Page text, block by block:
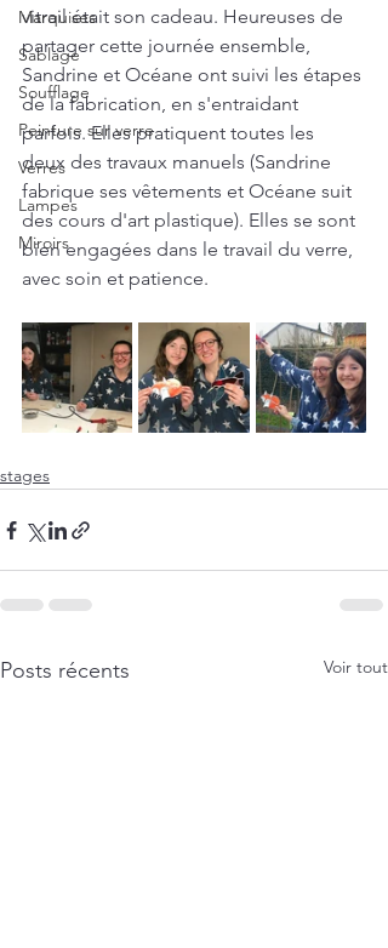
Marquises
Sablage
Soufflage
Peinture sur verre
Verres
Lampes
Miroirs
vitrail était son cadeau. Heureuses de
partager cette journée ensemble,
Sandrine et Océane ont suivi les étapes
de la fabrication, en s'entraidant
parfois. Elles pratiquent toutes les
deux des travaux manuels (Sandrine
fabrique ses vêtements et Océane suit
des cours d'art plastique). Elles se sont
bien engagées dans le travail du verre,
avec soin et patience.
stages
Posts récents Voir tout